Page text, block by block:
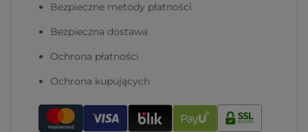
Bezpieczne metody płatności
Bezpieczna dostawa
Ochrona płatności
Ochrona kupujących